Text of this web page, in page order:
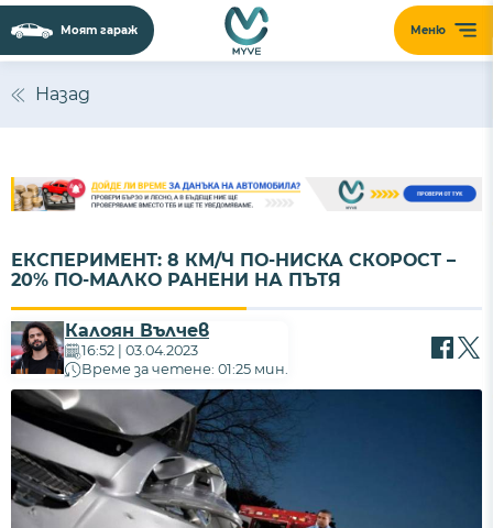
Меню
Моят гараж
Назад
ЕКСПЕРИМЕНТ: 8 КМ/Ч ПО-НИСКА СКОРОСТ –
20% ПО-МАЛКО РАНЕНИ НА ПЪТЯ
Калоян Вълчев
16:52 | 03.04.2023
Време за четене: 01:25 мин.